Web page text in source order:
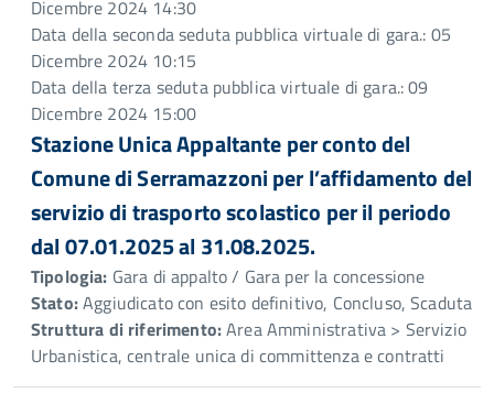
Dicembre 2024 14:30
Data della seconda seduta pubblica virtuale di gara.: 05
Dicembre 2024 10:15
Data della terza seduta pubblica virtuale di gara.: 09
Dicembre 2024 15:00
Stazione Unica Appaltante per conto del
Comune di Serramazzoni per l’affidamento del
servizio di trasporto scolastico per il periodo
dal 07.01.2025 al 31.08.2025.
Tipologia: Gara di appalto / Gara per la concessione
Stato:Aggiudicato con esito definitivo, Concluso, Scaduta
Struttura di riferimento:Area Amministrativa > Servizio
Urbanistica, centrale unica di committenza e contratti